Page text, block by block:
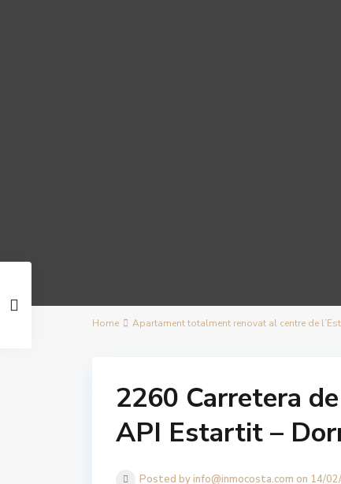
Home Apartament totalment renovat al centre de
2260 Carretera
API Estartit –
Posted by info@inmocosta.com on 14/